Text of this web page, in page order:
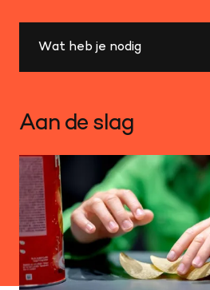
Wat heb je nodig
Aan de slag